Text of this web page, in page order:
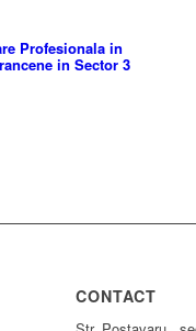
Profesionala in
in Sector 3
CONTACT